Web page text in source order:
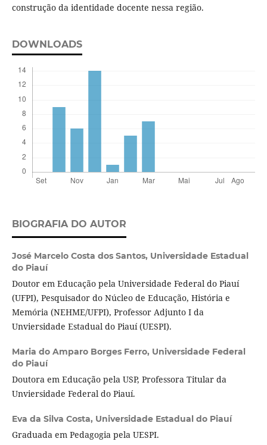
construção da identidade docente nessa região.
DOWNLOADS
BIOGRAFIA DO AUTOR
José Marcelo Costa dos Santos, Universidade Estadual
do Piauí
Doutor em Educação pela Universidade Federal do Piauí
(UFPI), Pesquisador do Núcleo de Educação, História e
Memória (NEHME/UFPI), Professor Adjunto I da
Unviersidade Estadual do Piauí (UESPI).
Maria do Amparo Borges Ferro, Universidade Federal
do Piauí
Doutora em Educação pela USP, Professora Titular da
Unviersidade Federal do Piauí.
Eva da Silva Costa, Universidade Estadual do Piauí
Graduada em Pedagogia pela UESPI.